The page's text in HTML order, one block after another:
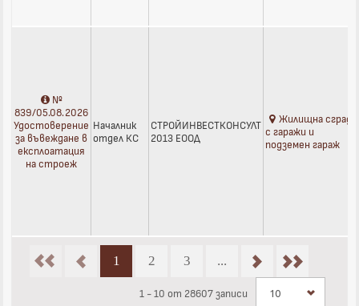
№
839/05.08.2026
Удостоверение
за въвеждане в
експлоатация
на строеж
Началник
отдел КС
СТРОЙИНВЕСТКОНСУЛТ
2013 ЕООД
Жилищна сграда
с гаражи и
подземен гараж
1 2 3 ...
10
1 - 10 от 28607 записи